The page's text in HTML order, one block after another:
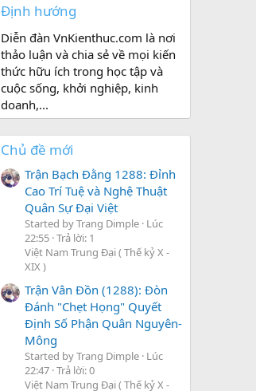
Định hướng
Diễn đàn VnKienthuc.com là nơi
thảo luận và chia sẻ về mọi kiến
thức hữu ích trong học tập và
cuộc sống, khởi nghiệp, kinh
doanh,...
Chủ đề mới
Trận Bạch Đằng 1288: Đỉnh
Cao Trí Tuệ và Nghệ Thuật
Quân Sự Đại Việt
Started by Trang Dimple Lúc
22:55 Trả lời: 1
Việt Nam Trung Đại ( Thế kỷ X -
XIX )
Trận Vân Đồn (1288): Đòn
Đánh "Chẹt Họng" Quyết
Định Số Phận Quân Nguyên-
Mông
Started by Trang Dimple Lúc
22:47 Trả lời: 0
Việt Nam Trung Đại ( Thế kỷ X -